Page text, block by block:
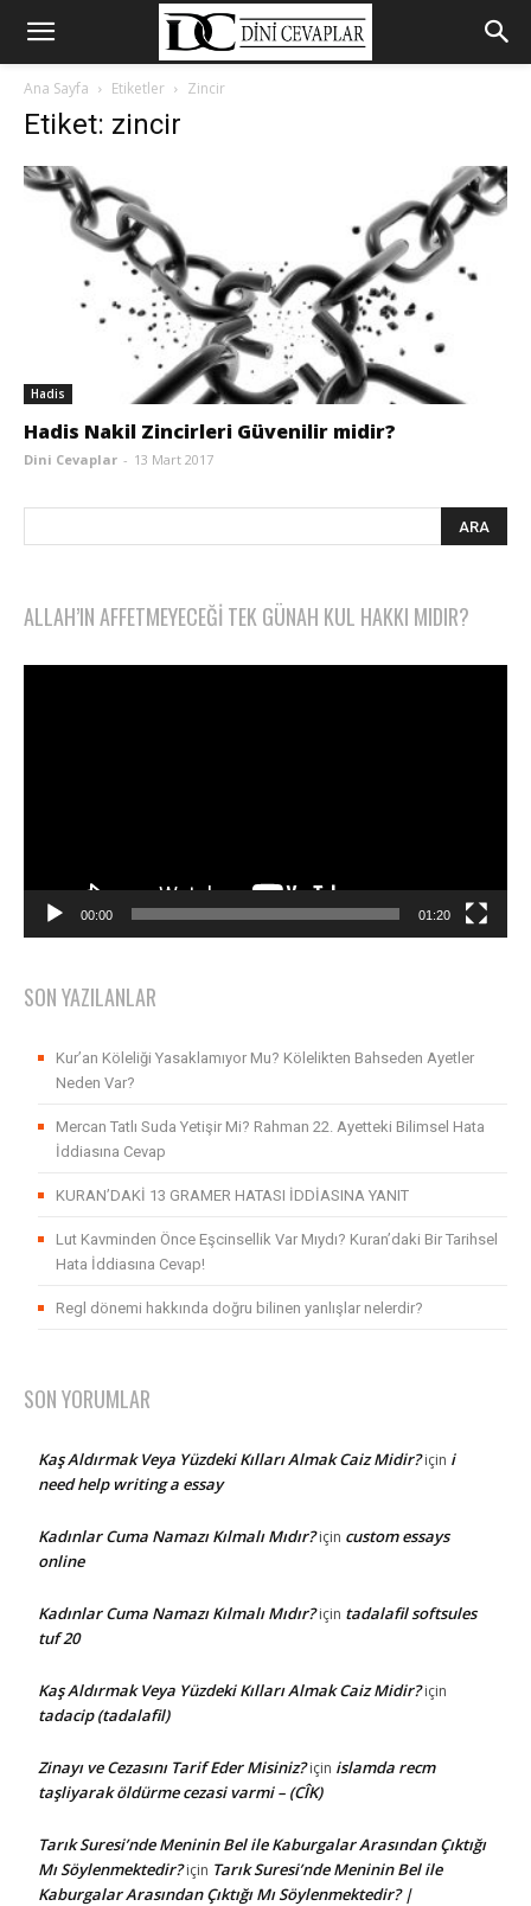
Ana Sayfa Etiketler Zincir
Etiket: zincir
Hadis
Hadis Nakil Zincirleri Güvenilir midir?
Dini Cevaplar - 13 Mart 2017
ALLAH’IN AFFETMEYECEĞI TEK GÜNAH KUL HAKKI MIDIR?
00:00 01:20
SON YAZILANLAR
Kur’an Köleliği Yasaklamıyor Mu? Kölelikten Bahseden Ayetler
Neden Var?
Mercan Tatlı Suda Yetişir Mi? Rahman 22. Ayetteki Bilimsel Hata
İddiasına Cevap
KURAN’DAKİ 13 GRAMER HATASI İDDİASINA YANIT
Lut Kavminden Önce Eşcinsellik Var Mıydı? Kuran’daki Bir Tarihsel
Hata İddiasına Cevap!
Regl dönemi hakkında doğru bilinen yanlışlar nelerdir?
SON YORUMLAR
Kaş Aldırmak Veya Yüzdeki Kılları Almak Caiz Midir?için i
need help writing a essay
Kadınlar Cuma Namazı Kılmalı Mıdır?için custom essays
online
Kadınlar Cuma Namazı Kılmalı Mıdır?için tadalafil softsules
tuf 20
Kaş Aldırmak Veya Yüzdeki Kılları Almak Caiz Midir?için
tadacip (tadalafil)
Zinayı ve Cezasını Tarif Eder Misiniz?için islamda recm
taşliyarak öldürme cezasi varmi – (CÎK)
Tarık Suresi’nde Meninin Bel ile Kaburgalar Arasından Çıktığı
Mı Söylenmektedir?için Tarık Suresi’nde Meninin Bel ile
Kaburgalar Arasından Çıktığı Mı Söylenmektedir? |